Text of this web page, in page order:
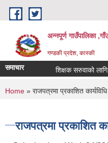
Skip to main content
अन्नपूर्ण गाउँपालिका
गण्डकी प्रदेश, कास्की
समाचार शिक्षक सरुवाको लागि
You are here
Home » राजपत्रमा प्रकाशित
राजपत्रमा प्रकाशित